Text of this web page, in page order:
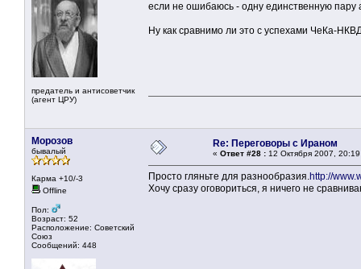
предатель и антисоветчик
(агент ЦРУ)
если не ошибаюсь - одну единственную пару
Ну как сравнимо ли это с успехами ЧеКа-
Морозов
бывалый
Карма +10/-3
Offline
Пол:
Возраст: 52
Расположение: Советский
Союз
Сообщений: 448
Re: Переговоры с Ираном
« Ответ #28 : 12 Октября 2007,
Просто гляньте для разнообразия.http://
Хочу сразу оговориться, я ничего не